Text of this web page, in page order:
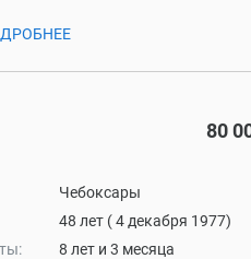
80
Чебоксары
48 лет ( 4 декабря 1977)
8 лет и 3 месяца